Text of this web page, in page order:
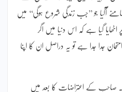
آگیا جو ’’جب زندگی شروع ہوگی‘‘ میں
گیا ہے کہ اس دنیا میں اگر
جدا جدا ہے تو یہ دراصل ان کا اپنا
صاحب کے اعتراضات کا بعد میں